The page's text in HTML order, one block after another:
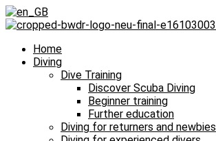
Home
Diving
Dive Training
Discover Scuba Diving
Beginner training
Further education
Diving for returners and newbies